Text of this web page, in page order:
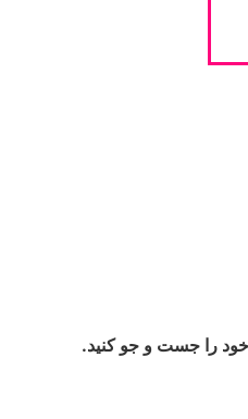
را جست و جو کنید.